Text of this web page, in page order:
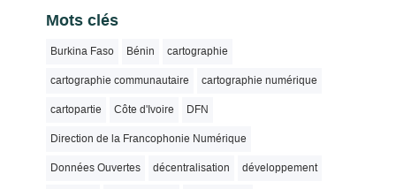
Mots clés
Burkina Faso Bénin cartographie
cartographie communautaire cartographie numérique
cartopartie Côte d'Ivoire DFN
Direction de la Francophonie Numérique
Données Ouvertes décentralisation développement